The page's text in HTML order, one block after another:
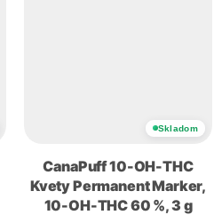
Skladom
CanaPuff 10-OH-THC
Kvety Permanent Marker,
10-OH-THC 60 %, 3 g